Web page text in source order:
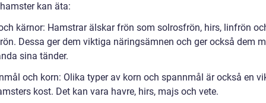
kan äta:
kärnor: Hamstrar älskar frön som solrosfrön, hirs, linfrön
Dessa ger dem viktiga näringsämnen och ger också dem
sina tänder.
och korn: Olika typer av korn och spannmål är också en
kost. Det kan vara havre, hirs, majs och vete.